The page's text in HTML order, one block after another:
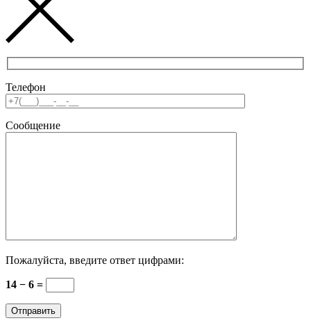
Телефон
Сообщение
Пожалуйста, введите ответ цифрами:
14 − 6 =